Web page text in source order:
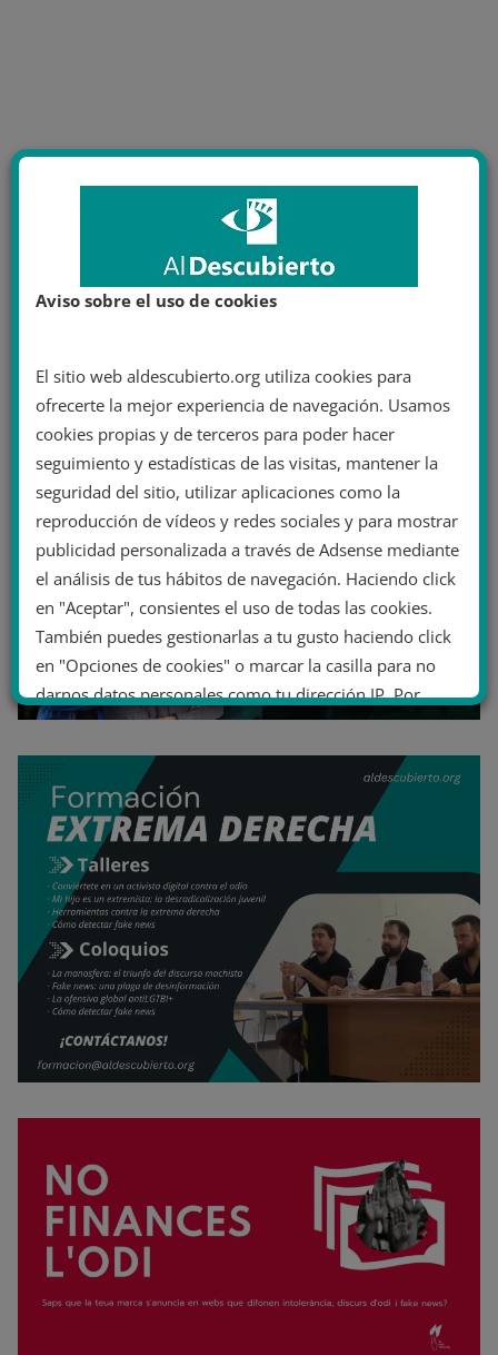
Aviso sobre el uso de cookies
El sitio web aldescubierto.org utiliza cookies para
ofrecerte la mejor experiencia de navegación. Usamos
cookies propias y de terceros para poder hacer
seguimiento y estadísticas de las visitas, mantener la
seguridad del sitio, utilizar aplicaciones como la
reproducción de vídeos y redes sociales y para mostrar
publicidad personalizada a través de Adsense mediante
el análisis de tus hábitos de navegación. Haciendo click
en "Aceptar", consientes el uso de todas las cookies.
También puedes gestionarlas a tu gusto haciendo click
en "Opciones de cookies" o marcar la casilla para no
darnos datos personales como tu dirección IP. Por
último, puedes leer nuestra Política de cookies.
No dar mi información personal
Opciones de cookies Aceptar cookies
Rechazar cookies Política de cookies